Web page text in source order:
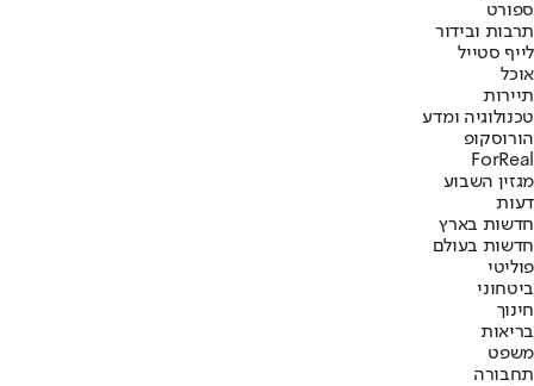
ספורט
תרבות ובידור
לייף סטייל
אוכל
תיירות
טכנולוגיה ומדע
הורוסקופ
ForReal
מגזין השבוע
דעות
חדשות בארץ
חדשות בעולם
פוליטי
ביטחוני
חינוך
בריאות
משפט
תחבורה